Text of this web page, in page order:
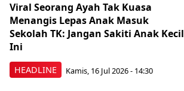
HEADLINE
Viral Seorang Ayah Tak Kuasa
Menangis Lepas Anak Masuk
Sekolah TK: Jangan Sakiti Anak Kecil
Ini
Kamis, 16 Jul 2026 - 14:30